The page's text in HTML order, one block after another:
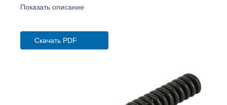
Показать описание
Скачать PDF